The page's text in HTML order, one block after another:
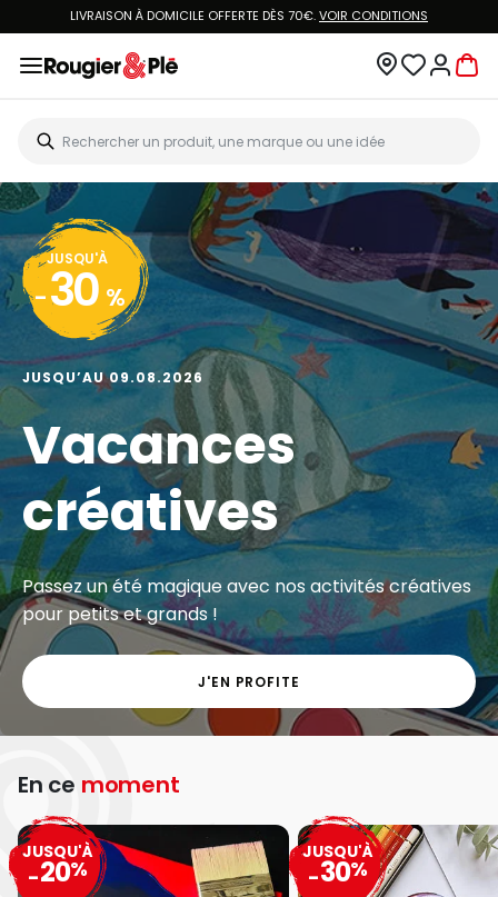
LIVRAISON À DOMICILE OFFERTE DÈS 70€.VOIR CONDITIONS
JUSQU'À
- 30 %
JUSQU’AU 09.08.2026
Vacances
créatives
Passez un été magique avec nos activités créatives
pour petits et grands !
J'EN PROFITE
En ce moment
JUSQU'À
-20%
JUSQU'À
-30%